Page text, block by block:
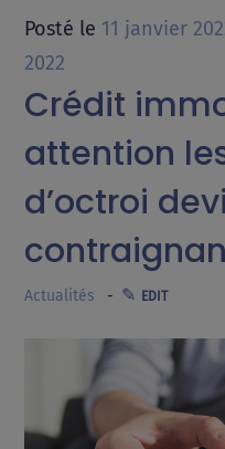
Posté le 11 janvier
2022
Crédit
attention
d’octroi
Actualités EDIT